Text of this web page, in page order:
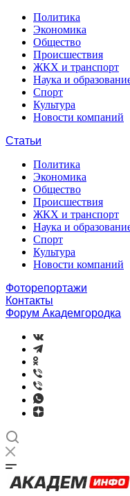
Политика
Экономика
Общество
Происшествия
ЖКХ и транспорт
Наука и
Спорт
Культура
Новости компаний
Статьи
Политика
Экономика
Общество
Происшествия
ЖКХ и транспорт
Наука и
Спорт
Культура
Новости компаний
Фоторепортажи
Контакты
Форум Академгородка